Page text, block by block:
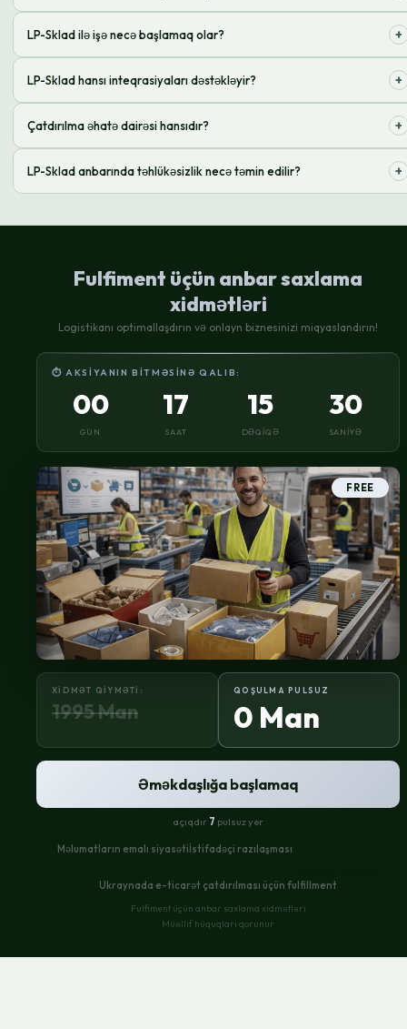
LP-Sklad ilə işə necə başlamaq olar?
+
LP-Sklad hansı inteqrasiyaları dəstəkləyir?
+
Çatdırılma əhatə dairəsi hansıdır?
+
LP-Sklad anbarında təhlükəsizlik necə təmin edilir?
+
göstərir
Fulfiment üçün anbar saxlama
xidmətləri
Logistikanı optimallaşdırın və onlayn biznesinizi miqyaslandırın!
⏱ AKSIYANIN BITMƏSINƏ QALIB:
00
GÜN
17
SAAT
15
DƏQIQƏ
30
SANIYƏ
FREE
XIDMƏT QIYMƏTI:
1995 Man
QOŞULMA PULSUZ
0 Man
Əməkdaşlığa başlamaq
açıqdır 7 pulsuz yer
Məlumatların emalı siyasətiİstifadəçi razılaşması
Ukraynada e-ticarət çatdırılması üçün fulfillment
Fulfiment üçün anbar saxlama xidmətləri
Müəllif hüquqları qorunur